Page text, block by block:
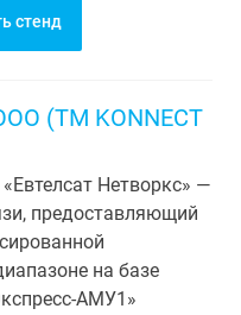
стенд
(ТМ KONNECT
«Евтелсат Нетворкс» —
предоставляющий
на базе
АМУ1»